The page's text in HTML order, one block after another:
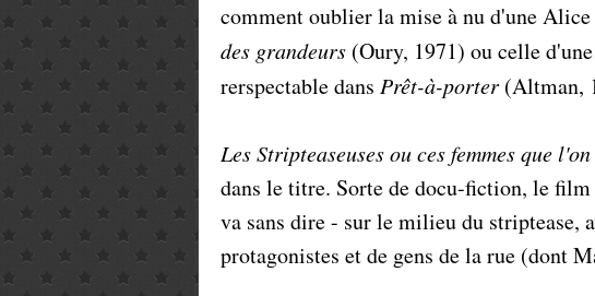
comment oublier la mise à nu d'une
des grandeurs (Oury, 1971) ou celle
rerspectable dans Prêt-à-porter (Altman,
Les Stripteaseuses ou ces femmes que
dans le titre. Sorte de docu-fiction, le film
va sans dire - sur le milieu du striptease,
protagonistes et de gens de la rue (dont